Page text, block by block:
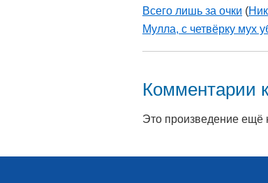
Всего лишь за очки (
Мулла, с четвёрку мух
Комментарии
Это произведение ещё